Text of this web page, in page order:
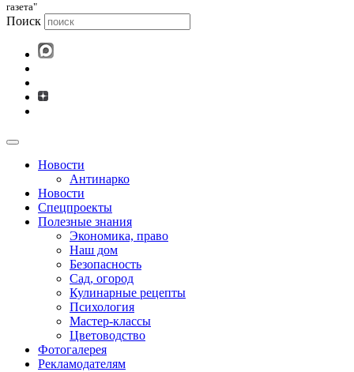
газета"
Поиск
Новости
Антинарко
Новости
Спецпроекты
Полезные знания
Экономика, право
Наш дом
Безопасность
Сад, огород
Кулинарные рецепты
Психология
Мастер-классы
Цветоводство
Фотогалерея
Рекламодателям